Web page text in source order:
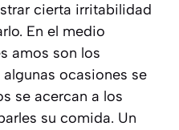
cierta irritabilidad
En el medio
amos son los
ocasiones se
se acercan a los
su comida. Un